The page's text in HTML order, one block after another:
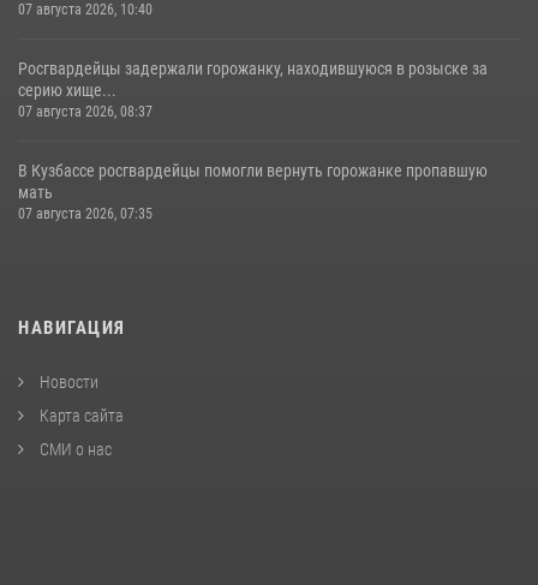
07 августа 2026, 10:40
Росгвардейцы задержали горожанку, находившуюся в розыске за
серию хище...
07 августа 2026, 08:37
В Кузбассе росгвардейцы помогли вернуть горожанке пропавшую
мать
07 августа 2026, 07:35
НАВИГАЦИЯ
Новости
Карта сайта
СМИ о нас